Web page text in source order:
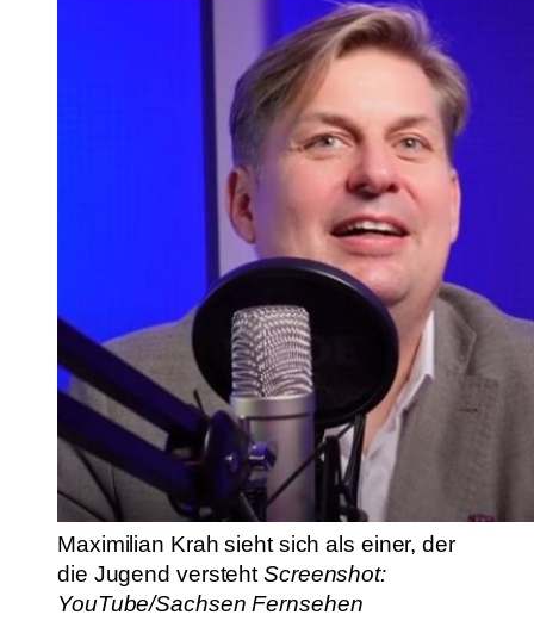
Maximilian Krah sieht sich als einer, der
die Jugend versteht Screenshot:
YouTube/Sachsen Fernsehen